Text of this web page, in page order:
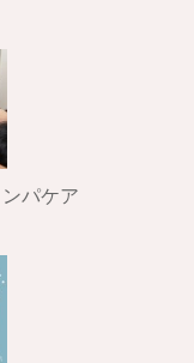
パケア